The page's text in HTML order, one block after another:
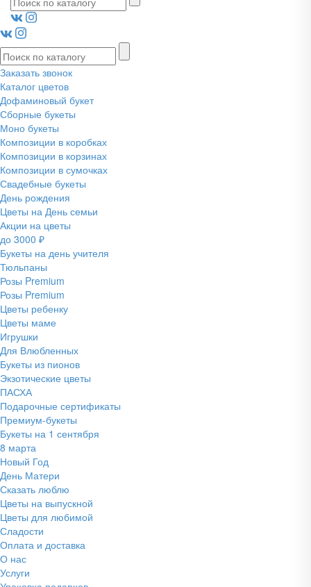
Заказать звонок
Каталог цветов
Дофаминовый букет
Сборные букеты
Моно букеты
Композиции в коробках
Композиции в корзинах
Композиции в сумочках
Свадебные букеты
День рождения
Цветы на День семьи
Акции на цветы
до 3000 ₽
Букеты на день учителя
Тюльпаны
Розы Premium
Розы Premium
Цветы ребенку
Цветы маме
Игрушки
Для Влюбленных
Букеты из пионов
Экзотические цветы
ПАСХА
Подарочные сертификаты
Премиум-букеты
Букеты на 1 сентября
8 марта
Новый Год
День Матери
Сказать люблю
Цветы на выпускной
Цветы для любимой
Сладости
Оплата и доставка
О нас
Услуги